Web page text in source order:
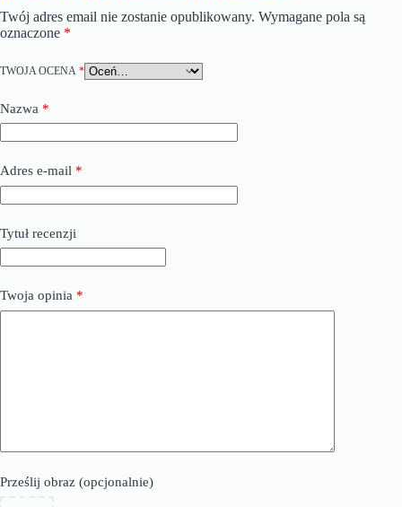
Twój adres email nie zostanie opublikowany. Wymagane pola są
oznaczone *
TWOJA OCENA *
Nazwa *
Adres e-mail *
Tytuł recenzji
Twoja opinia *
Prześlij obraz (opcjonalnie)